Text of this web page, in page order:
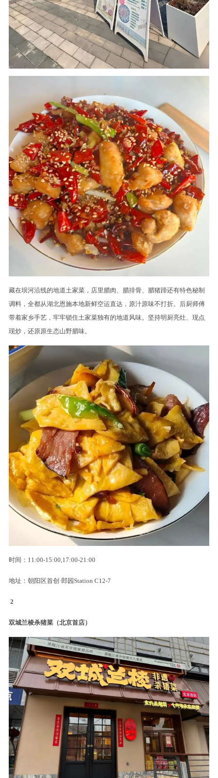
藏在坝河沿线的地道土家菜，店里腊肉、腊排骨、腊猪蹄还有特色秘制
调料，全都从湖北恩施本地新鲜空运直达，原汁原味不打折。后厨师傅
带着家乡手艺，牢牢锁住土家菜独有的地道风味。坚持明厨亮灶、现点
现炒，还原原生态山野腊味。
时间：11:00-15:00,17:00-21:00
地址：朝阳区首创·郎园Station C12-7
2
双城兰棱杀猪菜（北京首店）